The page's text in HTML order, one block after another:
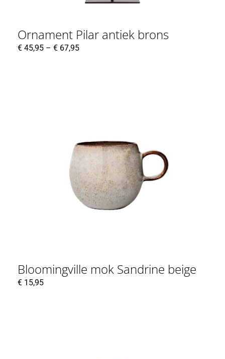
Ornament Pilar antiek brons
€ 45,95 – € 67,95
Bloomingville mok Sandrine beige
€ 15,95